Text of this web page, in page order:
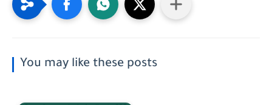
You may like these posts